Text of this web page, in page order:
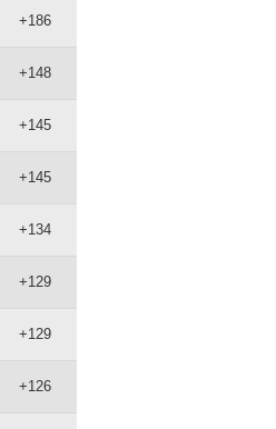
+186
+148
+145
+145
+134
+129
+129
+126